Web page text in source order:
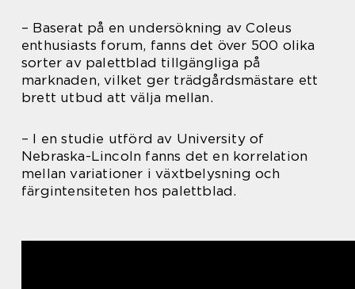
– Baserat på en undersökning av Coleus
enthusiasts forum, fanns det över 500 olika
sorter av palettblad tillgängliga på
marknaden, vilket ger trädgårdsmästare ett
brett utbud att välja mellan.
– I en studie utförd av University of
Nebraska-Lincoln fanns det en korrelation
mellan variationer i växtbelysning och
färgintensiteten hos palettblad.